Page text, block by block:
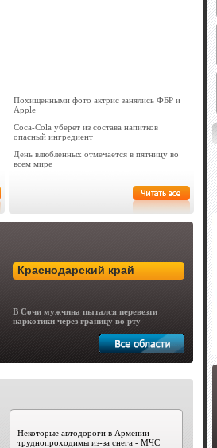
Похищенными фото актрис занялись ФБР и
Apple
Coca-Cola уберет из состава напитков
опасный ингредиент
День влюбленных отмечается в пятницу во
всем мире
Краснодарский край
В Сочи мужчина пытался перевезти
наркотики через границу во рту
Некоторые автодороги в Армении
труднопроходимы из-за снега - МЧС